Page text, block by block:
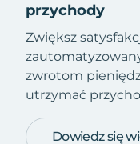
przychody
Zwiększ
zwrotom
utrzymać
Dowiedz się